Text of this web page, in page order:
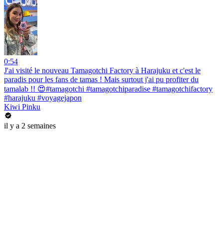
0:54
J'ai visité le nouveau Tamagotchi Factory à Harajuku et c'est le
paradis pour les fans de tamas ! Mais surtout j'ai pu profiter du
tamalab !! 😍#tamagotchi #tamagotchiparadise #tamagotchifactory
#harajuku #voyagejapon
Kiwi Pinku
il y a 2 semaines